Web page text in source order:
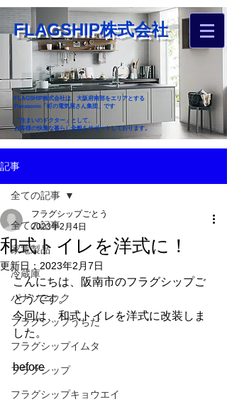
FLAGSHIP株式会社
FLAGSHIP株式会社は、大阪府南部をエリアとする
Panasonic「町の電気屋さん集団」です
「住まいのドクター」として、
お客様の快適な暮らし全般をサポートしております。
記事
全ての記事
家電製品
冷蔵庫
パナソニック
フラグシップうちだ
フラグシップイムタ
フラグシップ
フラグシップキョウエイ
全ての記事
和式トイレを洋式に！
フラグシップごとう
2023年2月4日
更新日： 2023年2月7日
こんにちは、阪南市のフラグシップご
とうです。
今回は、和式トイレを洋式に改装しま
した。
before